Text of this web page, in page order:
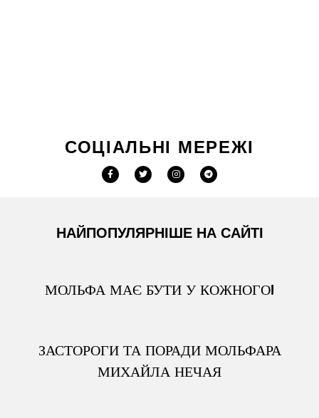
СОЦІАЛЬНІ МЕРЕЖІ
НАЙПОПУЛЯРНІШЕ НА САЙТІ
МОЛЬФА МАЄ БУТИ У КОЖНОГО!
ЗАСТОРОГИ ТА ПОРАДИ МОЛЬФАРА
МИХАЙЛА НЕЧАЯ